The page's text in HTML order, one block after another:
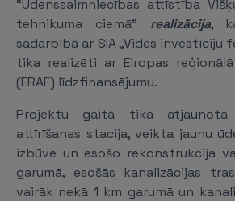
“Ūdenssaimniecības attīstība
tehnikuma ciemā” realizācija,
sadarbībā ar SIA „Vides investīciju
tika realizēti ar Eiropas
(ERAF) līdzfinansējumu.
Projektu gaitā tika atjaunota
attīrīšanas stacija, veikta jaunu
izbūve un esošo rekonstrukcija
garumā, esošās kanalizācijas
vairāk nekā 1 km garumā un